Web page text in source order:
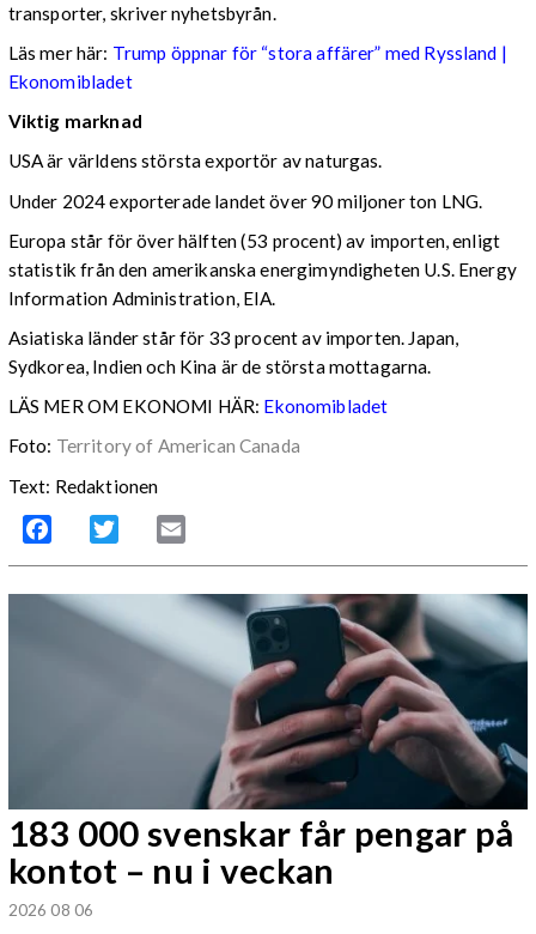
transporter, skriver nyhetsbyrån.
Läs mer här: Trump öppnar för “stora affärer” med Ryssland |
Ekonomibladet
Viktig marknad
USA är världens största exportör av naturgas.
Under 2024 exporterade landet över 90 miljoner ton LNG.
Europa står för över hälften (53 procent) av importen, enligt
statistik från den amerikanska energimyndigheten U.S. Energy
Information Administration, EIA.
Asiatiska länder står för 33 procent av importen. Japan,
Sydkorea, Indien och Kina är de största mottagarna.
LÄS MER OM EKONOMI HÄR: Ekonomibladet
Foto: Territory of American Canada
Text: Redaktionen
Facebook Twitter
183 000 svenskar får pengar på
kontot – nu i veckan
2026 08 06